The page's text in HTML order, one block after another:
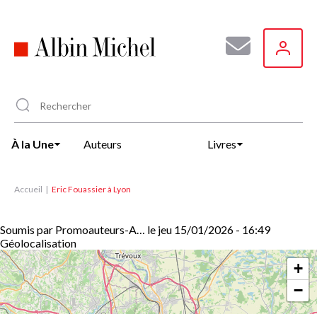
principal
À la Une Auteurs Livres
Accueil Eric Fouassier à Lyon
Soumis par Promoauteurs-A… le jeu 15/01/2026 - 16:49
Géolocalisation
+
−